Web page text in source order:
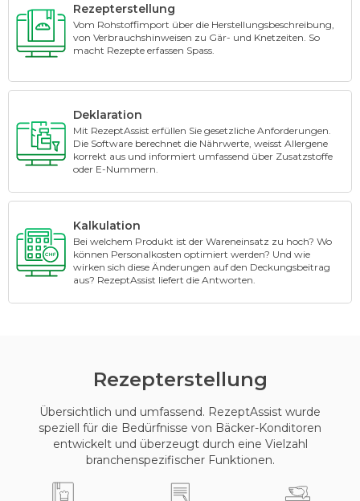
Rezepterstellung
Vom Rohstoffimport über die Herstellungsbeschreibung,
von Verbrauchshinweisen zu Gär- und Knetzeiten. So
macht Rezepte erfassen Spass.
Deklaration
Mit RezeptAssist erfüllen Sie gesetzliche Anforderungen.
Die Software berechnet die Nährwerte, weisst Allergene
korrekt aus und informiert umfassend über Zusatzstoffe
oder E-Nummern.
Kalkulation
Bei welchem Produkt ist der Wareneinsatz zu hoch? Wo
können Personalkosten optimiert werden? Und wie
wirken sich diese Änderungen auf den Deckungsbeitrag
aus? RezeptAssist liefert die Antworten.
Rezepterstellung
Übersichtlich und umfassend. RezeptAssist wurde
speziell für die Bedürfnisse von Bäcker-Konditoren
entwickelt und überzeugt durch eine Vielzahl
branchenspezifischer Funktionen.